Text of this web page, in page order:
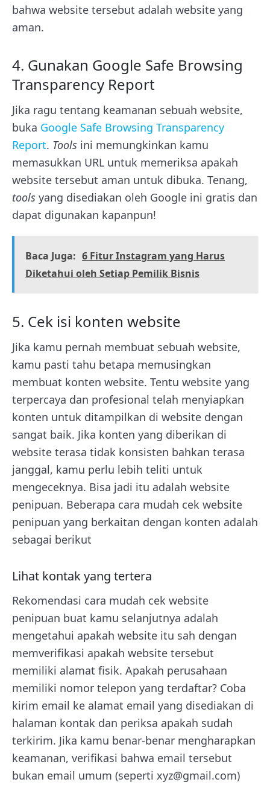
bahwa website tersebut adalah website yang
aman.
4. Gunakan Google Safe Browsing
Transparency Report
Jika ragu tentang keamanan sebuah website,
buka Google Safe Browsing Transparency
Report. Tools ini memungkinkan kamu
memasukkan URL untuk memeriksa apakah
website tersebut aman untuk dibuka. Tenang,
tools yang disediakan oleh Google ini gratis dan
dapat digunakan kapanpun!
Baca Juga: 6 Fitur Instagram yang Harus
Diketahui oleh Setiap Pemilik Bisnis
5. Cek isi konten website
Jika kamu pernah membuat sebuah website,
kamu pasti tahu betapa memusingkan
membuat konten website. Tentu website yang
terpercaya dan profesional telah menyiapkan
konten untuk ditampilkan di website dengan
sangat baik. Jika konten yang diberikan di
website terasa tidak konsisten bahkan terasa
janggal, kamu perlu lebih teliti untuk
mengeceknya. Bisa jadi itu adalah website
penipuan. Beberapa cara mudah cek website
penipuan yang berkaitan dengan konten adalah
sebagai berikut
Lihat kontak yang tertera
Rekomendasi cara mudah cek website
penipuan buat kamu selanjutnya adalah
mengetahui apakah website itu sah dengan
memverifikasi apakah website tersebut
memiliki alamat fisik. Apakah perusahaan
memiliki nomor telepon yang terdaftar? Coba
kirim email ke alamat email yang disediakan di
halaman kontak dan periksa apakah sudah
terkirim. Jika kamu benar-benar mengharapkan
keamanan, verifikasi bahwa email tersebut
bukan email umum (seperti xyz@gmail.com)